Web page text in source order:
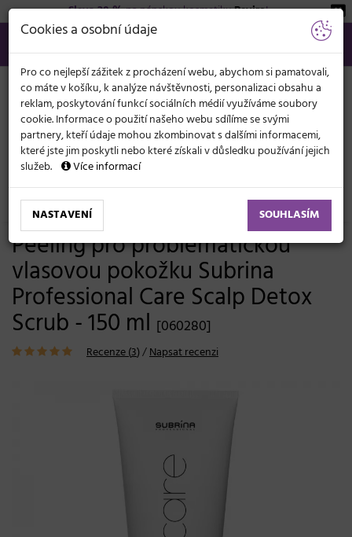
Sleva 20 %na pánskou kosmetikuBeviro!
566 440 099
info@svetkadernictvi.cz
Po−pá: 8−17
Vše o nákupu Kč
KATEGORIE
MENU
Vlasová kosmetika
Masky a péče
Lupy a problematika pokožky
Peeling pro problematickou
vlasovou pokožku Subrina
Professional Care Scalp Detox
Scrub - 150 ml [060280]
Recenze (3)/Napsat recenzi
Cookies a osobní údaje
Pro co nejlepší zážitek z procházení webu, abychom si pamatovali,
co máte v košíku, k analýze návštěvnosti, personalizaci obsahu a
reklam, poskytování funkcí sociálních médií využíváme soubory
cookie. Informace o použití našeho webu sdílíme se svými
partnery, kteří údaje mohou zkombinovat s dalšími informacemi,
které jste jim poskytli nebo které získali v důsledku používání jejich
služeb.
Více informací
NASTAVENÍ SOUHLASÍM